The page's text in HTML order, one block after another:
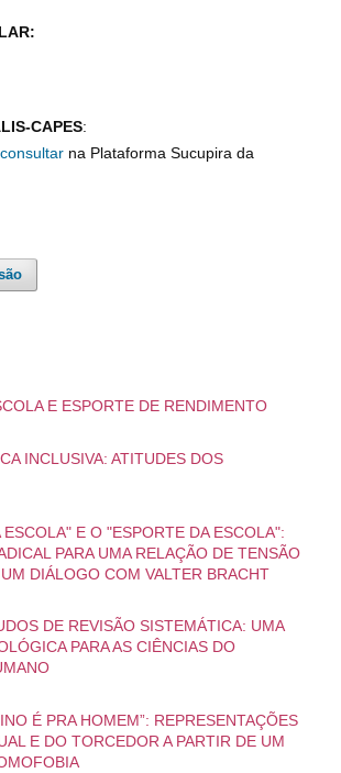
CAPES:
na Plataforma Sucupira da
E ESPORTE DE RENDIMENTO
INCLUSIVA: ATITUDES DOS
E O "ESPORTE DA ESCOLA":
PARA UMA RELAÇÃO DE TENSÃO
DIÁLOGO COM VALTER BRACHT
DE REVISÃO SISTEMÁTICA: UMA
PARA AS CIÊNCIAS DO
É PRA HOMEM”: REPRESENTAÇÕES
E DO TORCEDOR A PARTIR DE UM